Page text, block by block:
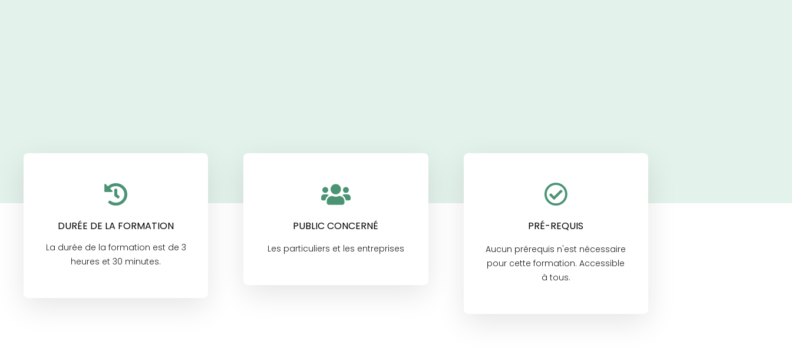
DURÉE DE LA FORMATION
La durée de la formation est de 3
heures et 30 minutes.
PUBLIC CONCERNÉ
Les particuliers et les entreprises
PRÉ-REQUIS
Aucun prérequis n'est nécessaire
pour cette formation. Accessible
à tous.